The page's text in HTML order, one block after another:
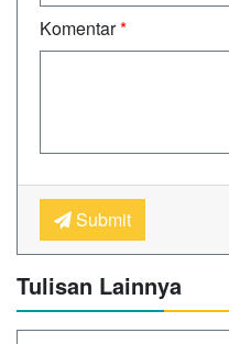
Komentar*
Submit
Tulisan Lainnya